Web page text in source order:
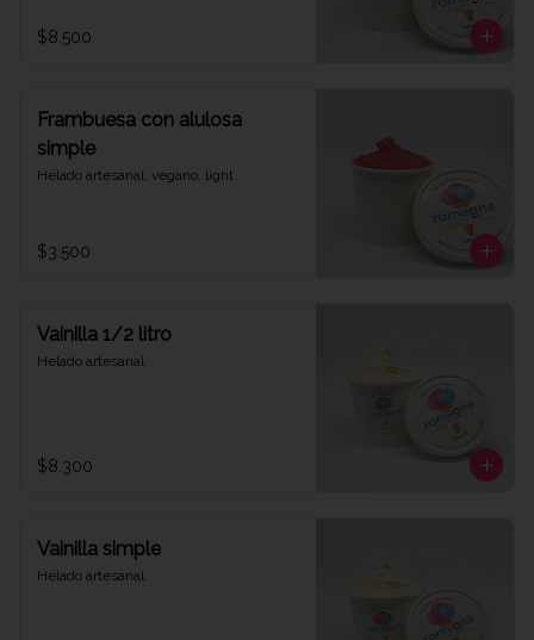
$8.500
Frambuesa con alulosa
simple
Helado artesanal, vegano, light
$3.500
Vainilla 1/2 litro
Helado artesanal
$8.300
Vainilla simple
Helado artesanal